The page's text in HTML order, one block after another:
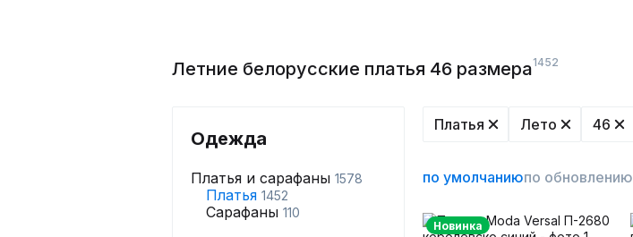
Летние белорусские платья 46 размера1452
Одежда
Платья и сарафаны 1578
Платья 1452
Сарафаны 110
Платья Лето 46
по умолчаниюпо обновлению
Новинка